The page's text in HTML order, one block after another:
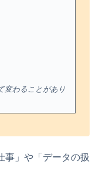
変わることがあり
事」や「データの扱